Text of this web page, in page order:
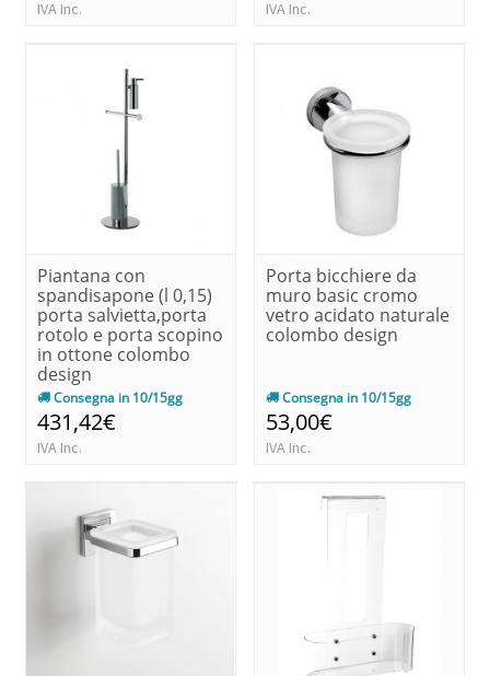
IVA Inc. IVA Inc.
Piantana con
spandisapone (l 0,15)
porta salvietta,porta
rotolo e porta scopino
in ottone colombo
design
Consegna in 10/15gg
431,42€
IVA Inc.
Porta bicchiere da
muro basic cromo
vetro acidato naturale
colombo design
Consegna in 10/15gg
53,00€
IVA Inc.